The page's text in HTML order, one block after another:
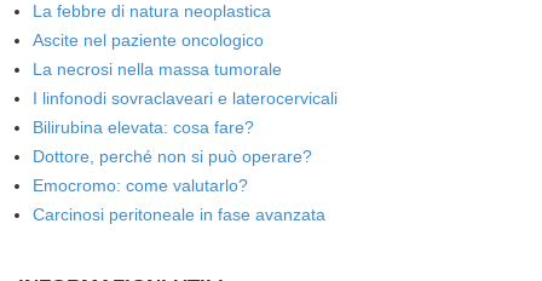
La febbre di natura neoplastica
Ascite nel paziente oncologico
La necrosi nella massa tumorale
I linfonodi sovraclaveari e laterocervicali
Bilirubina elevata: cosa fare?
Dottore, perché non si può operare?
Emocromo: come valutarlo?
Carcinosi peritoneale in fase avanzata